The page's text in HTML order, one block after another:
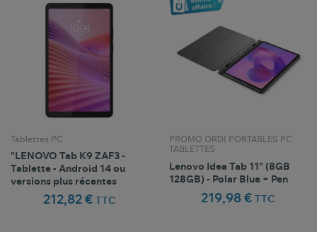
Tablettes PC
"LENOVO Tab K9 ZAF3 -
Tablette - Android 14 ou
versions plus récentes
212,82 € TTC
PROMO ORDI PORTABLES PC
TABLETTES
Lenovo Idea Tab 11" (8GB
128GB) - Polar Blue + Pen
219,98 € TTC